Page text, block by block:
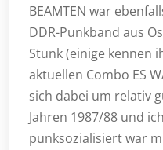
BEAMTEN war
DDR-Punkband aus
Stunk (einige kennen
aktuellen Combo ES
sich dabei um relativ
Jahren 1987/88 und
punksozialisiert war